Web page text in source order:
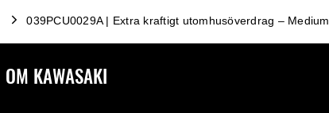
039PCU0029A | Extra kraftigt utomhusöverdrag – Medium
OM KAWASAKI